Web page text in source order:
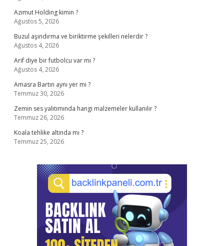
Azimut Holding kimin ?
Ağustos 5, 2026
Buzul aşındırma ve biriktirme şekilleri nelerdir ?
Ağustos 4, 2026
Arif diye bir futbolcu var mı ?
Ağustos 4, 2026
Amasra Bartın aynı yer mi ?
Temmuz 30, 2026
Zemin ses yalıtımında hangi malzemeler kullanılır ?
Temmuz 26, 2026
Koala tehlike altında mı ?
Temmuz 25, 2026